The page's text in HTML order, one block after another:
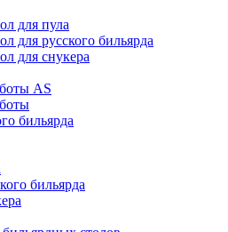
для пула
для русского бильярда
для снукера
AS
бильярда
бильярда